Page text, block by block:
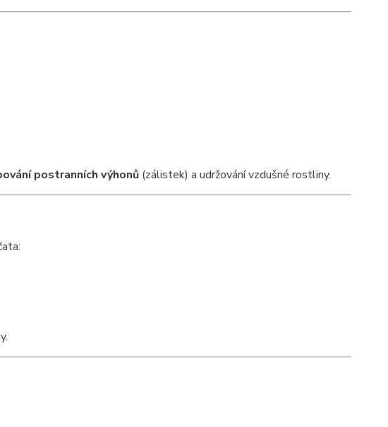
postranních výhonů(zálistek) a udržování vzdušné rostliny.